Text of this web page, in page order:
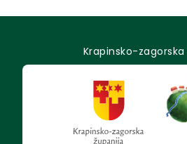
Krapinsko-zagorska